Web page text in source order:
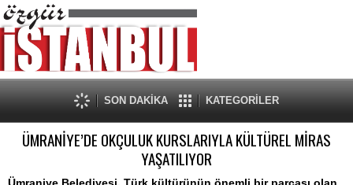
SON DAKİKA KATEGORİLER
ÜMRANİYE’DE OKÇULUK KURSLARIYLA KÜLTÜREL MİRAS
YAŞATILIYOR